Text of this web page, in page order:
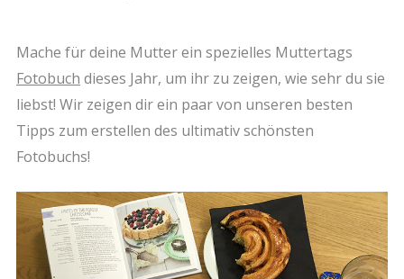
Mache für deine Mutter ein spezielles Muttertags
Fotobuch dieses Jahr, um ihr zu zeigen, wie sehr du sie
liebst! Wir zeigen dir ein paar von unseren besten
Tipps zum erstellen des ultimativ schönsten
Fotobuchs!